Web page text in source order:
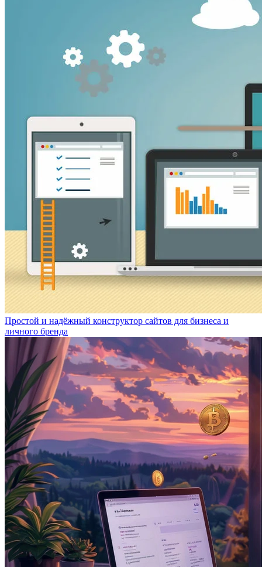
Простой и надёжный конструктор сайтов для бизнеса и
личного бренда